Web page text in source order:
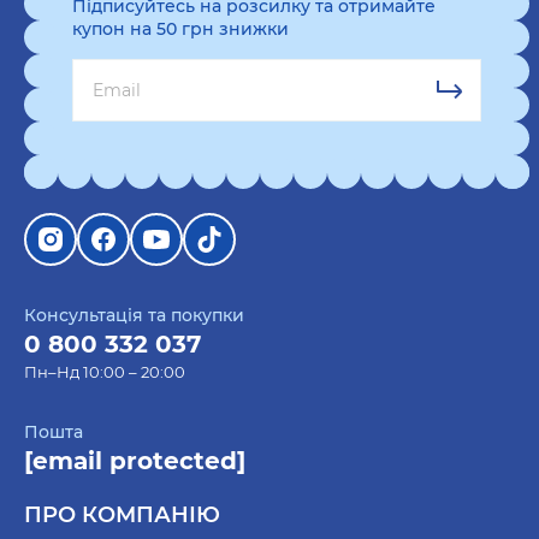
Перше — це списки, багато!
Склади список тих, кому плануєш
купуватиподарунок на НГ
. Так ти точно ні про
кого не забудеш.
Наприклад:
Партнеру
Колегам
Знайомим
Друге — згадай про їхні хобі, уподобання та
Консультація та покупки
0 800 332 037
Пн–Нд 10:00 – 20:00
Пошта
[email protected]
ПРО КОМПАНІЮ
Підписуйтесь на розсилку та отримайте
купон на 50 грн знижки